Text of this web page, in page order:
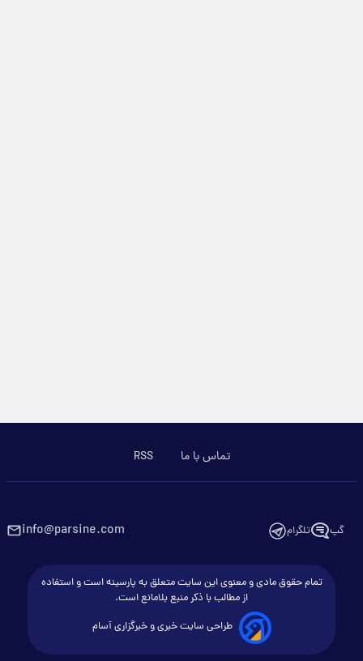
تماس با ما RSS
گپ تلگرام info@parsine.com
تمام حقوق مادی و معنوی این سایت متعلق به پارسینه است و استفاده
از مطالب با ذکر منبع بلامانع است.
طراحی سایت خبری و خبرگزاری آسام